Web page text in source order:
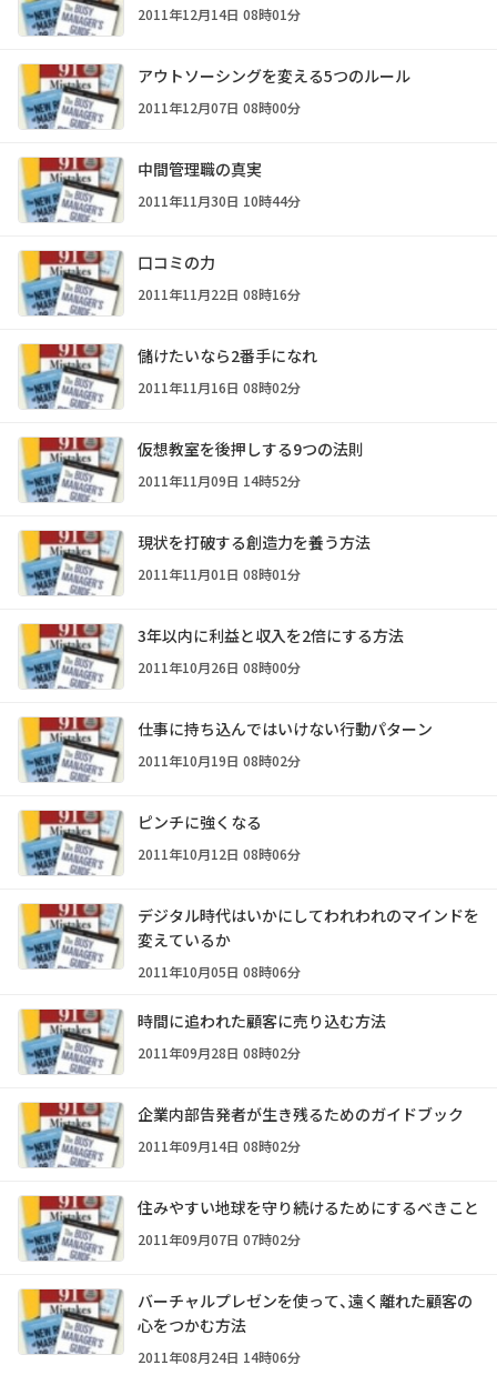
2011年12月14日 08時01分
アウトソーシングを変える5つのルール
2011年12月07日 08時00分
中間管理職の真実
2011年11月30日 10時44分
口コミの力
2011年11月22日 08時16分
儲けたいなら2番手になれ
2011年11月16日 08時02分
仮想教室を後押しする9つの法則
2011年11月09日 14時52分
現状を打破する創造力を養う方法
2011年11月01日 08時01分
3年以内に利益と収入を2倍にする方法
2011年10月26日 08時00分
仕事に持ち込んではいけない行動パターン
2011年10月19日 08時02分
ピンチに強くなる
2011年10月12日 08時06分
デジタル時代はいかにしてわれわれのマインドを
変えているか
2011年10月05日 08時06分
時間に追われた顧客に売り込む方法
2011年09月28日 08時02分
企業内部告発者が生き残るためのガイドブック
2011年09月14日 08時02分
住みやすい地球を守り続けるためにするべきこと
2011年09月07日 07時02分
バーチャルプレゼンを使って、遠く離れた顧客の
心をつかむ方法
2011年08月24日 14時06分